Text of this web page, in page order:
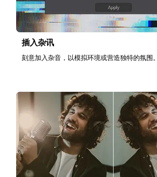
插入杂讯
刻意加入杂音，以模拟环境或营造独特的氛围。